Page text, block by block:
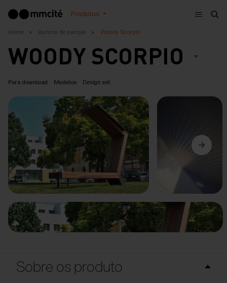
Produtos
Menu
Home Bancos de parque Woody Scorpio
WOODY SCORPIO
Para download Modelos Design set
Anterior
Sobre os produto